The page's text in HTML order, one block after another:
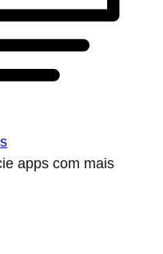
apps com mais